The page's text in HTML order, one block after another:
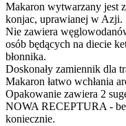
Makaron wytwarzany jest
konjac, uprawianej w Azji.
Nie zawiera
osób będących na diecie
błonnika.
Doskonały zamiennik dla
Makaron łatwo wchłania
Opakowanie zawiera 2
NOWA RECEPTURA -
koniecznie.